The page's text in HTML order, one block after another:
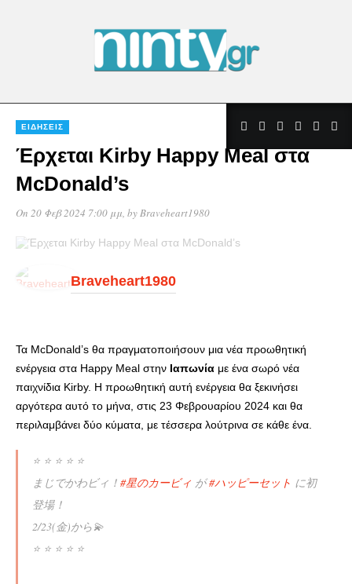
ΕΙΔΉΣΕΙΣ
Έρχεται Kirby Happy Meal στα
McDonald’s
On 20 Φεβ 2024 7:00 μμ, byBraveheart1980
Braveheart1980
Τα McDonald’s θα πραγματοποιήσουν μια νέα προωθητική
ενέργεια στα Happy Meal στην Ιαπωνία με ένα σωρό νέα
παιχνίδια Kirby. Η προωθητική αυτή ενέργεια θα ξεκινήσει
αργότερα αυτό το μήνα, στις 23 Φεβρουαρίου 2024 και θα
περιλαμβάνει δύο κύματα, με τέσσερα λούτρινα σε κάθε ένα.
⭐ ⭐ ⭐ ⭐ ⭐
まじでかわビィ！ #星のカービィ が#ハッピーセット に初
登場！
2/23(金)から💫
⭐ ⭐ ⭐ ⭐ ⭐